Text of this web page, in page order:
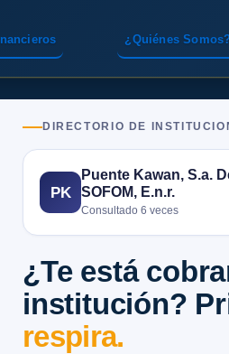
¿Quiénes Somos?
DIRECTORIO DE
PK
Puente Kawan, S.a.
SOFOM, E.n.r.
Consultado 6 veces
¿Te está
institución?
respira.